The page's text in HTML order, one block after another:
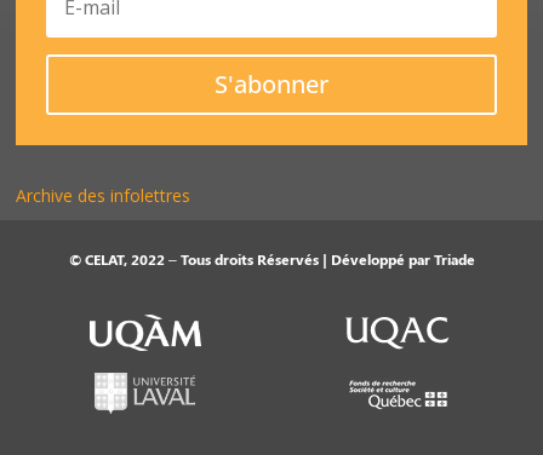
S'abonner
Archive des infolettres
© CELAT, 2022 – Tous droits Réservés | Développé parTriade